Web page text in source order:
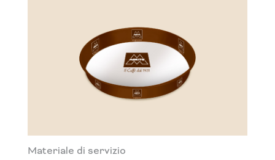
Materiale di servizio